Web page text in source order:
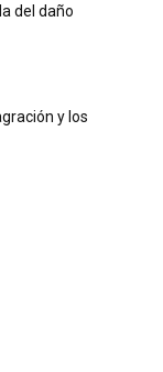
del daño
y los